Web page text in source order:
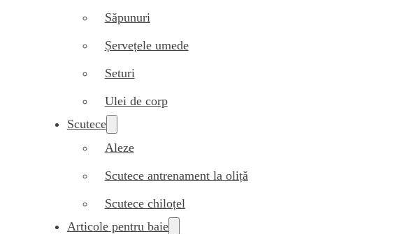
Săpunuri
Șervețele umede
Seturi
Ulei de corp
Scutece
Aleze
Scutece antrenament la oliță
Scutece chiloțel
Articole pentru baie